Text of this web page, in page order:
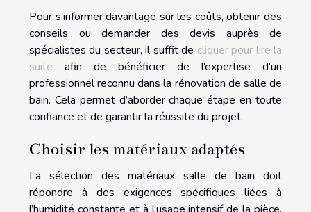
Pour s’informer davantage sur les coûts, obtenir des
conseils ou demander des devis auprès de
spécialistes du secteur, il suffit de cliquer pour lire la
suite afin de bénéficier de l’expertise d’un
professionnel reconnu dans la rénovation de salle de
bain. Cela permet d’aborder chaque étape en toute
confiance et de garantir la réussite du projet.
Choisir les matériaux adaptés
La sélection des matériaux salle de bain doit
répondre à des exigences spécifiques liées à